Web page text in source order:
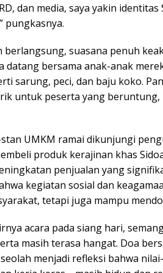
dan media, saya yakin
pungkasnya.
berlangsung, suasana penuh
datang bersama anak-anak
sarung, peci, dan baju koko.
untuk peserta yang
UMKM ramai dikunjungi
produk kerajinan khas
penjualan yang
kegiatan sosial dan
tetapi juga mampu
acara pada siang hari,
masih terasa hangat. Doa
menjadi refleksi bahwa